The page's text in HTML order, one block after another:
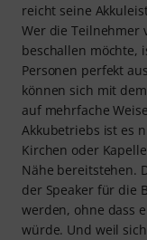
reicht seine
Wer die Teilnehmer
beschallen möchte,
Personen perfekt
können sich mit
auf mehrfache
Akkubetriebs ist es
Kirchen oder
Nähe bereitstehen.
der Speaker für die
werden, ohne dass
würde. Und weil